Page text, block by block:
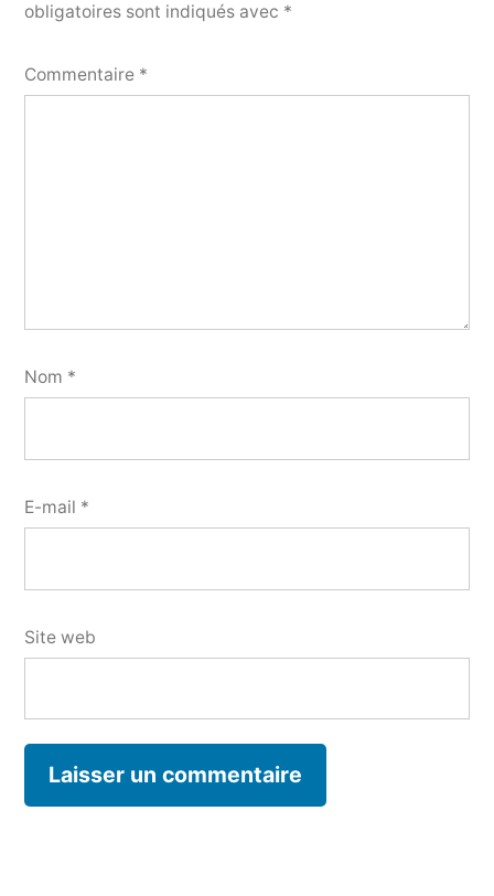
obligatoires sont indiqués avec *
Commentaire *
Nom *
E-mail *
Site web